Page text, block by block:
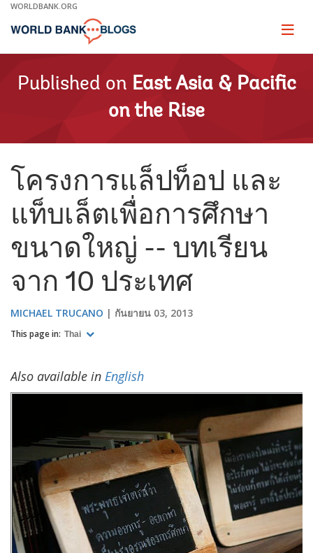
Skip
Main
WORLDBANK.ORG
Page
Published on East Asia & Pacific
on the Rise
โครงการแล็ปท็อป และ
แท็บเล็ตเพื่อการศึกษา
ขนาดใหญ่ -- บทเรียน
จาก 10 ประเทศ
MICHAEL TRUCANO กันยายน 03, 2013
This page in: Thai
Also available in English